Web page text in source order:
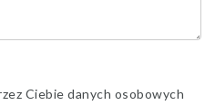
Ciebie danych osobowych